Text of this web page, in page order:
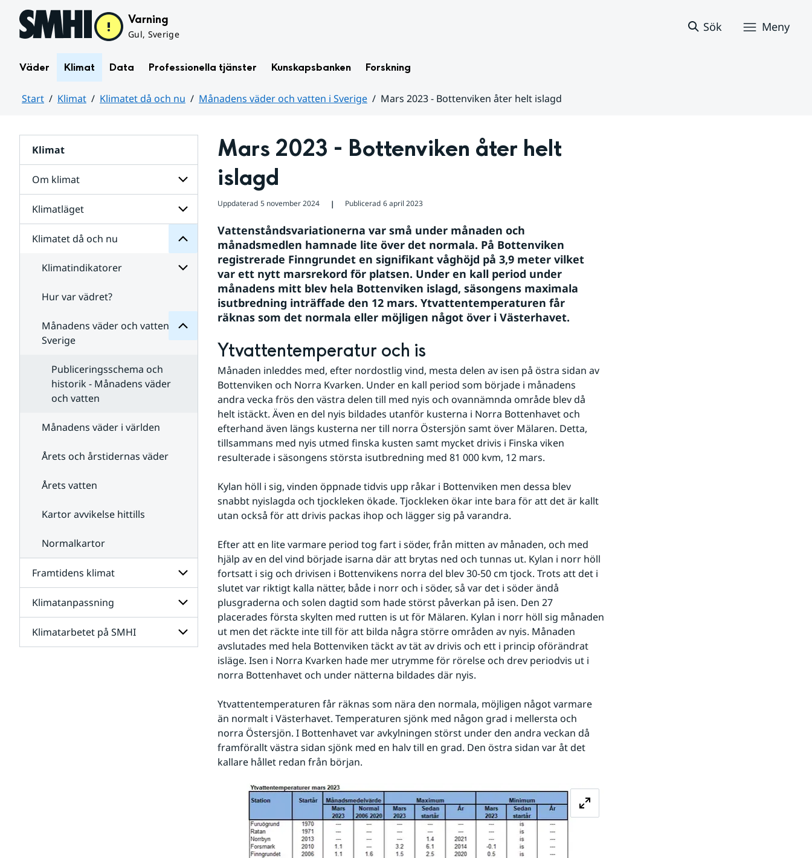
Hoppa till sidans innehåll Varning
Gul, Sverige
Sök Meny
Väder Klimat Data Professionella tjänster Kunskapsbanken Forskning
Start Klimat Klimatet då och nu Månadens väder och vatten i Sverige
Mars 2023 - Bottenviken åter helt islagd
Klimat
Om klimat
Undersidor
för
Om
klimat
Klimatläget
Undersidor
Klimatläget
Klimatet då och nu
Undersidor
för
Klimatet
då
och
Klimatindikatorer
Undersidor
Klimatindikatorer
Hur var vädret?
Månadens väder och vatten i
Sverige
Månadens
väder
vatten
i
Publiceringsschema och
historik - Månadens väder
och vatten
Månadens väder i världen
Årets och årstidernas väder
Årets vatten
Kartor avvikelse hittills
Normalkartor
Framtidens klimat
Undersidor
för
Framtidens
klimat
Klimatanpassning
Undersidor
för
Klimatanpassning
Klimatarbetet på SMHI
Undersidor
Mars 2023 - Bottenviken åter helt
islagd
Uppdaterad 5 november 2024 ❘ Publicerad 6 april 2023
Vattenståndsvariationerna var små under månaden och
månadsmedlen hamnade lite över det normala. På Bottenviken
registrerade Finngrundet en signifikant våghöjd på 3,9 meter vilket
var ett nytt marsrekord för platsen. Under en kall period under
månadens mitt blev hela Bottenviken islagd, säsongens maximala
isutbredning inträffade den 12 mars. Ytvattentemperaturen får
räknas som det normala eller möjligen något över i Västerhavet.
Ytvattentemperatur och is
Månaden inleddes med, efter nordostlig vind, mesta delen av isen på östra sidan av
Bottenviken och Norra Kvarken. Under en kall period som började i månadens
andra vecka frös den västra delen till med nyis och ovannämnda område blev då
helt istäckt. Även en del nyis bildades utanför kusterna i Norra Bottenhavet och
efterhand även längs kusterna ner till norra Östersjön samt över Mälaren. Detta,
tillsammans med nyis utmed finska kusten samt mycket drivis i Finska viken
resulterade i säsongens största isutbredning med 81 000 kvm, 12 mars.
Kylan höll i sig, vinden öppnade tidvis upp råkar i Bottenviken men dessa blev
snabbt nyislagda och tjockleken ökade. Tjockleken ökar inte bara för att det är kallt
utan också för att drivis packas ihop och lägger sig på varandra.
Efter att en lite varmare period tog fart i söder, från mitten av månaden, och med
hjälp av en del vind började isarna där att brytas ned och tunnas ut. Kylan i norr höll
fortsatt i sig och drivisen i Bottenvikens norra del blev 30-50 cm tjock. Trots att det i
slutet var riktigt kalla nätter, både i norr och i söder, så var det i söder ändå
plusgraderna och solen dagtid som hade störst påverkan på isen. Den 27
placerades första skylten med rutten is ut för Mälaren. Kylan i norr höll sig månaden
ut men det räckte inte till för att bilda några större områden av nyis. Månaden
avslutades med hela Bottenviken täckt av tät av drivis och ett i princip oförändrat
isläge. Isen i Norra Kvarken hade mer utrymme för rörelse och drev periodvis ut i
norra Bottenhavet och under nätterna bildades där nyis.
Ytvattentemperaturen får räknas som nära den normala, möjligen något varmare
än normalt i Västerhavet. Temperaturen sjönk med någon grad i mellersta och
norra Östersjön. I Bottenhavet var avkylningen störst under den andra veckan då
framförallt västra sidan sjönk med en halv till en grad. Den östra sidan var åt det
kallare hållet redan från början.